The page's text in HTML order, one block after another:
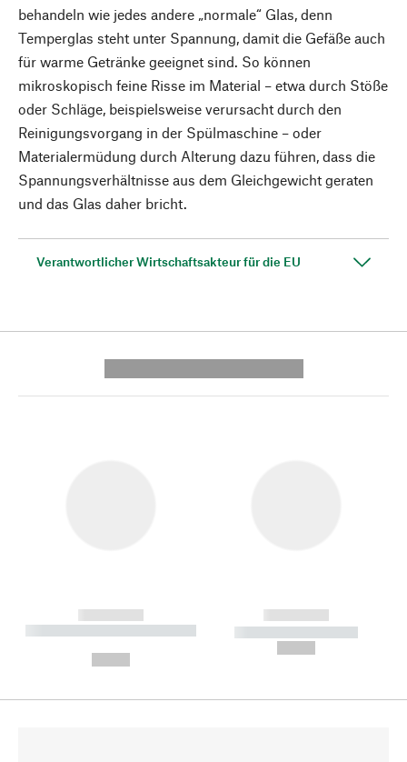
behandeln wie jedes andere „normale“ Glas, denn
Temperglas steht unter Spannung, damit die Gefäße auch
für warme Getränke geeignet sind. So können
mikroskopisch feine Risse im Material – etwa durch Stöße
oder Schläge, beispielsweise verursacht durch den
Reinigungsvorgang in der Spülmaschine – oder
Materialermüdung durch Alterung dazu führen, dass die
Spannungsverhältnisse aus dem Gleichgewicht geraten
und das Glas daher bricht.
Verantwortlicher Wirtschaftsakteur für die EU
------------
----------- ----------- --------
------------
----------- -----------